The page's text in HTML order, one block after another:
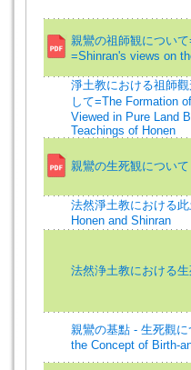
親鸞の祖師観につい
=Shinran's views on
淨土教における祖師
して=The Formation
Viewed in Pure Land
Teachings of Honen
親鸞の生死観について
法然淨土教における
Honen and Shinran
法然浄土教における
親鸞の基點 - 生死觀
the Concept of Birth-